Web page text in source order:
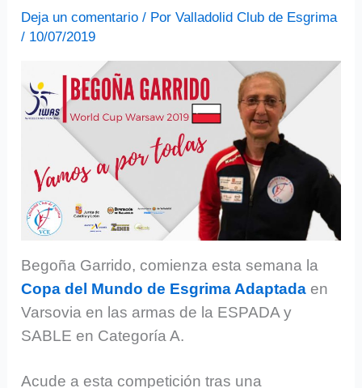
Deja un comentario / PorValladolid Club de Esgrima
/ 10/07/2019
Begoña Garrido, comienza esta semana la
Copa del Mundo de Esgrima Adaptada en
Varsovia en las armas de la ESPADA y
SABLE en Categoría A.
Acude a esta competición tras una